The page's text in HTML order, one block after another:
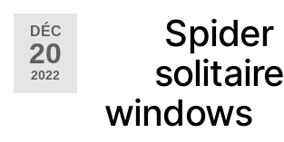
DÉC
20
2022
Spider
solitaire
windows